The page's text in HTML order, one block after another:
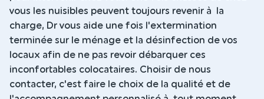
vous les nuisibles peuvent toujours revenir à la
charge, Dr vous aide une fois l'extermination
terminée sur le ménage et la désinfection de vos
locaux afin de ne pas revoir débarquer ces
inconfortables colocataires. Choisir de nous
contacter, c'est faire le choix de la qualité et de